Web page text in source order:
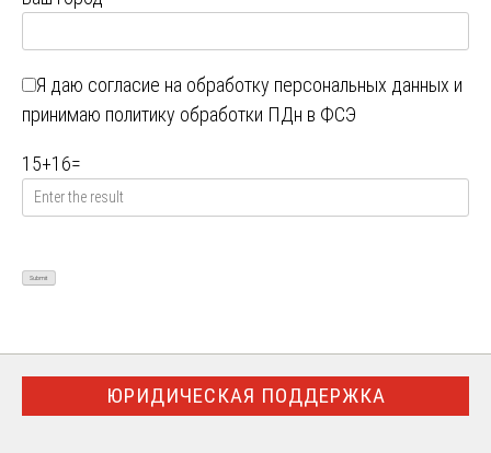
Я даю согласие на обработку персональных данных и
принимаю политику обработки ПДн в ФСЭ
15+16=
ЮРИДИЧЕСКАЯ ПОДДЕРЖКА